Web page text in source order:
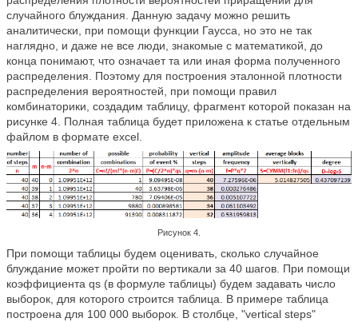
случайного блуждания. Данную задачу можно решить
аналитически, при помощи функции Гаусса, но это не так
наглядно, и даже не все люди, знакомые с математикой, до
конца понимают, что означает та или иная форма полученного
распределения. Поэтому для построения эталонной плотности
распределения вероятностей, при помощи правил
комбинаторики, создадим таблицу, фрагмент которой показан на
рисунке 4. Полная таблица будет приложена к статье отдельным
файлом в формате excel.
Рисунок 4.
При помощи таблицы будем оценивать, сколько случайное
блуждание может пройти по вертикали за 40 шагов. При помощи
коэффициента qs (в формуле таблицы) будем задавать число
выборок, для которого строится таблица. В примере таблица
построена для 100 000 выборок. В столбце, "vertical steps"